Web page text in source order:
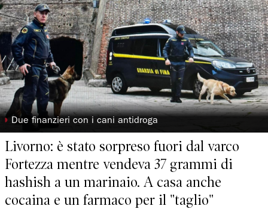
◗ Due finanzieri con i cani antidroga
Livorno: è stato sorpreso fuori dal varco
Fortezza mentre vendeva 37 grammi di
hashish a un marinaio. A casa anche
cocaina e un farmaco per il "taglio"